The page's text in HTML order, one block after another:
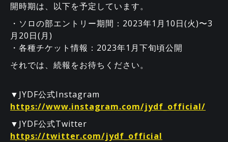
開時期は、以下を予定しています。
・ソロの部エントリー期間：2023年1⽉10⽇(⽕)〜3
⽉20⽇(⽉)
・各種チケット情報：2023年1月下旬頃公開
それでは、続報をお待ちください。
▼JYDF公式Instagram
https://www.instagram.com/jydf_official/
▼JYDF公式Twitter
https://twitter.com/jydf_official